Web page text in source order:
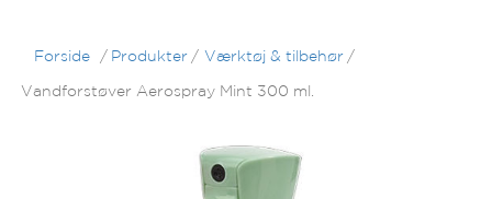
Forside / Produkter / Værktøj & tilbehør /
Vandforstøver Aerospray Mint 300 ml.